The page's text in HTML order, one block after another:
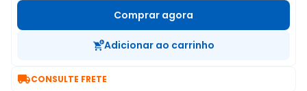
Comprar agora
Adicionar ao carrinho
CONSULTE FRETE